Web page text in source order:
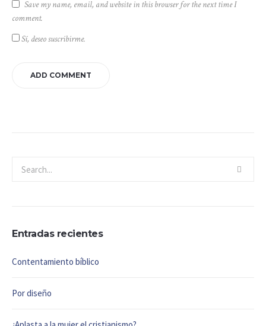
Save my name, email, and website in this browser for the next time I
comment.
Sí, deseo suscribirme.
Entradas recientes
Contentamiento bíblico
Por diseño